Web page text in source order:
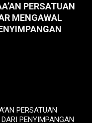
PERSATUAN
MENGAWAL
PERSATUAN
PENYIMPANGAN